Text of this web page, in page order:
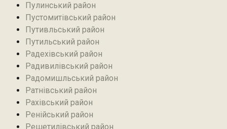
Пулинський район
Пустомитівський район
Путивльський район‎
Путильський район
Радехівський район
Радивилівський район
Радомишльський район‎
Ратнівський район
Рахівський район
Ренійський район
Решетилівський район